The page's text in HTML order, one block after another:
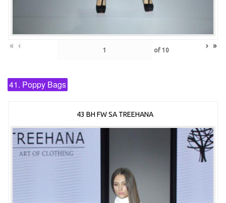
« ‹ of 10 › »
41. Poppy Bags
43 BH FW SA TREEHANA